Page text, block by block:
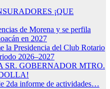
¡QUE
de Morena y se perfila
en 2027
la Presidencia del Club Rotario
2026–2027
SR. GOBERNADOR MTRO.
2da informe de actividades…